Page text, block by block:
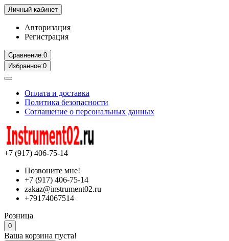
Личный кабинет
Авторизация
Регистрация
Сравнение:0
Избранное:0
Оплата и доставка
Политика безопасности
Соглашение о персональных данных
+7 (917) 406-75-14
Позвоните мне!
+7 (917) 406-75-14
zakaz@instrument02.ru
+79174067514
Розница
0
Ваша корзина пуста!